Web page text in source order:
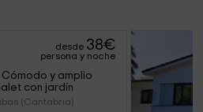
desde 38€
persona y noche
Cómodo y amplio
con jardín
(Cantabria)